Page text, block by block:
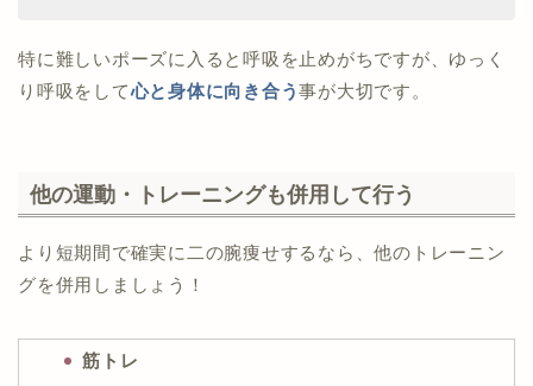
特に難しいポーズに入ると呼吸を止めがちですが、ゆっく
り呼吸をして心と身体に向き合う事が大切です。
他の運動・トレーニングも併用して行う
より短期間で確実に二の腕痩せするなら、他のトレーニン
グを併用しましょう！
筋トレ